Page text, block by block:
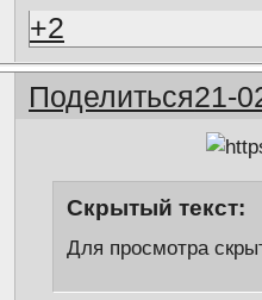
+2
Поделиться21-
Скрытый текст:
Для просмотра